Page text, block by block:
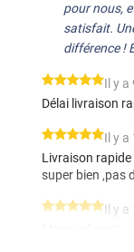
pour nous,
satisfait.
différence !
*****
Il y a
Délai livraison
*****
Il y a
Livraison
super bien ,pas
*****
Il y a